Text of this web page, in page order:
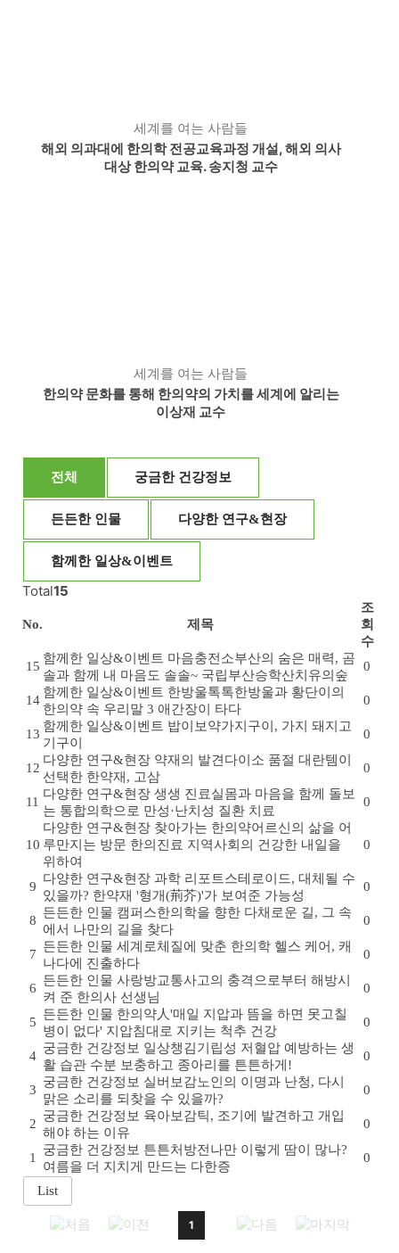
세계를 여는 사람들
해외 의과대에 한의학 전공교육과정 개설, 해외 의사
대상 한의약 교육. 송지청 교수
세계를 여는 사람들
한의약 문화를 통해 한의약의 가치를 세계에 알리는
이상재 교수
전체 궁금한 건강정보
든든한 인물 다양한 연구&현장
함께한 일상&이벤트
Total15
No. 제목
조
회
수
15
함께한 일상&이벤트 마음충전소부산의 숨은 매력, 곰
솔과 함께 내 마음도 솔솔~ 국립부산승학산치유의숲
0
14
함께한 일상&이벤트 한방울톡톡한방울과 황단이의
한의약 속 우리말 3 애간장이 타다
0
13
함께한 일상&이벤트 밥이보약가지구이, 가지 돼지고
기구이
0
12
다양한 연구&현장 약재의 발견 다이소 품절 대란템이
선택한 한약재, 고삼
0
11
다양한 연구&현장 생생 진료실몸과 마음을 함께 돌보
는 통합의학으로 만성·난치성 질환 치료
0
10
다양한 연구&현장 찾아가는 한의약어르신의 삶을 어
루만지는 방문 한의진료 지역사회의 건강한 내일을
위하여
0
9
다양한 연구&현장 과학 리포트스테로이드, 대체될 수
있을까? 한약재 '형개(荊芥)'가 보여준 가능성
0
8
든든한 인물 캠퍼스한의학을 향한 다채로운 길, 그 속
에서 나만의 길을 찾다
0
7
든든한 인물 세계로체질에 맞춘 한의학 헬스 케어, 캐
나다에 진출하다
0
6
든든한 인물 사랑방교통사고의 충격으로부터 해방시
켜 준 한의사 선생님
0
5
든든한 인물 한의약人'매일 지압과 뜸을 하면 못고칠
병이 없다' 지압침대로 지키는 척추 건강
0
4
궁금한 건강정보 일상챙김기립성 저혈압 예방하는 생
활 습관 수분 보충하고 종아리를 튼튼하게!
0
3
궁금한 건강정보 실버보감노인의 이명과 난청, 다시
맑은 소리를 되찾을 수 있을까?
0
2
궁금한 건강정보 육아보감틱, 조기에 발견하고 개입
해야 하는 이유
0
1
궁금한 건강정보 튼튼처방전 나만 이렇게 땀이 많나?
여름을 더 지치게 만드는 다한증
0
1